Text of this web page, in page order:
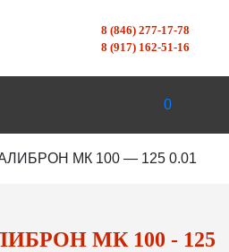
8 (846) 277-17-78
8 (917) 162-51-16
0
МК 100 — 125 0.01
МК 100 - 125